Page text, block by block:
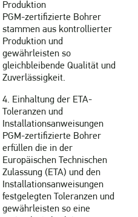
Produktion
PGM-zertifizierte Bohrer
stammen aus kontrollierter
Produktion und
gewährleisten so
gleichbleibende Qualität und
Zuverlässigkeit.
4. Einhaltung der ETA-
Toleranzen und
Installationsanweisungen
PGM-zertifizierte Bohrer
erfüllen die in der
Europäischen Technischen
Zulassung (ETA) und den
Installationsanweisungen
festgelegten Toleranzen und
gewährleisten so eine